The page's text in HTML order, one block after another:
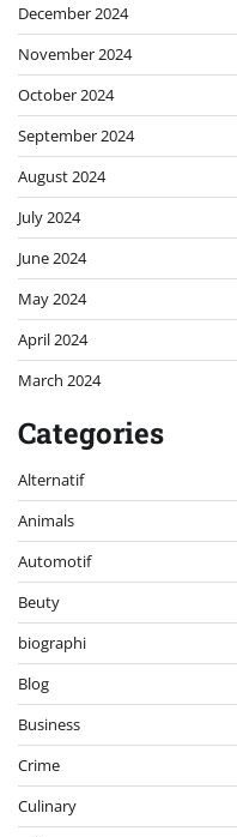
December 2024
November 2024
October 2024
September 2024
August 2024
July 2024
June 2024
May 2024
April 2024
March 2024
Categories
Alternatif
Animals
Automotif
Beuty
biographi
Blog
Business
Crime
Culinary